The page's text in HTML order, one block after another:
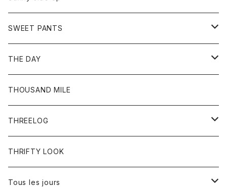
ワンピース
コート
リング
サンダル
アウター
Ｇジャン
ボトム
ジーンズ
SWEET PANTS
ボトム
ショートパンツ
THE DAY
トップス
Tシャツ
THOUSAND MILE
THREELOG
トップス
Tシャツ
THRIFTY LOOK
Tous les jours